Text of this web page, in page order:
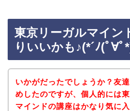
東京リーガルマイン
りいいかも♪(*´ﾉ(ﾟ∀ﾟ
いかがだったでしょうか？友
めしたのですが、個人的には
マインドの講座はかなり気に